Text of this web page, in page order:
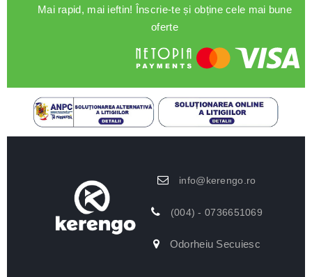
Mai rapid, mai ieftin! Înscrie-te și obține cele mai bune
oferte
info@kerengo.ro
(004) - 0736651069
Odorheiu Secuiesc